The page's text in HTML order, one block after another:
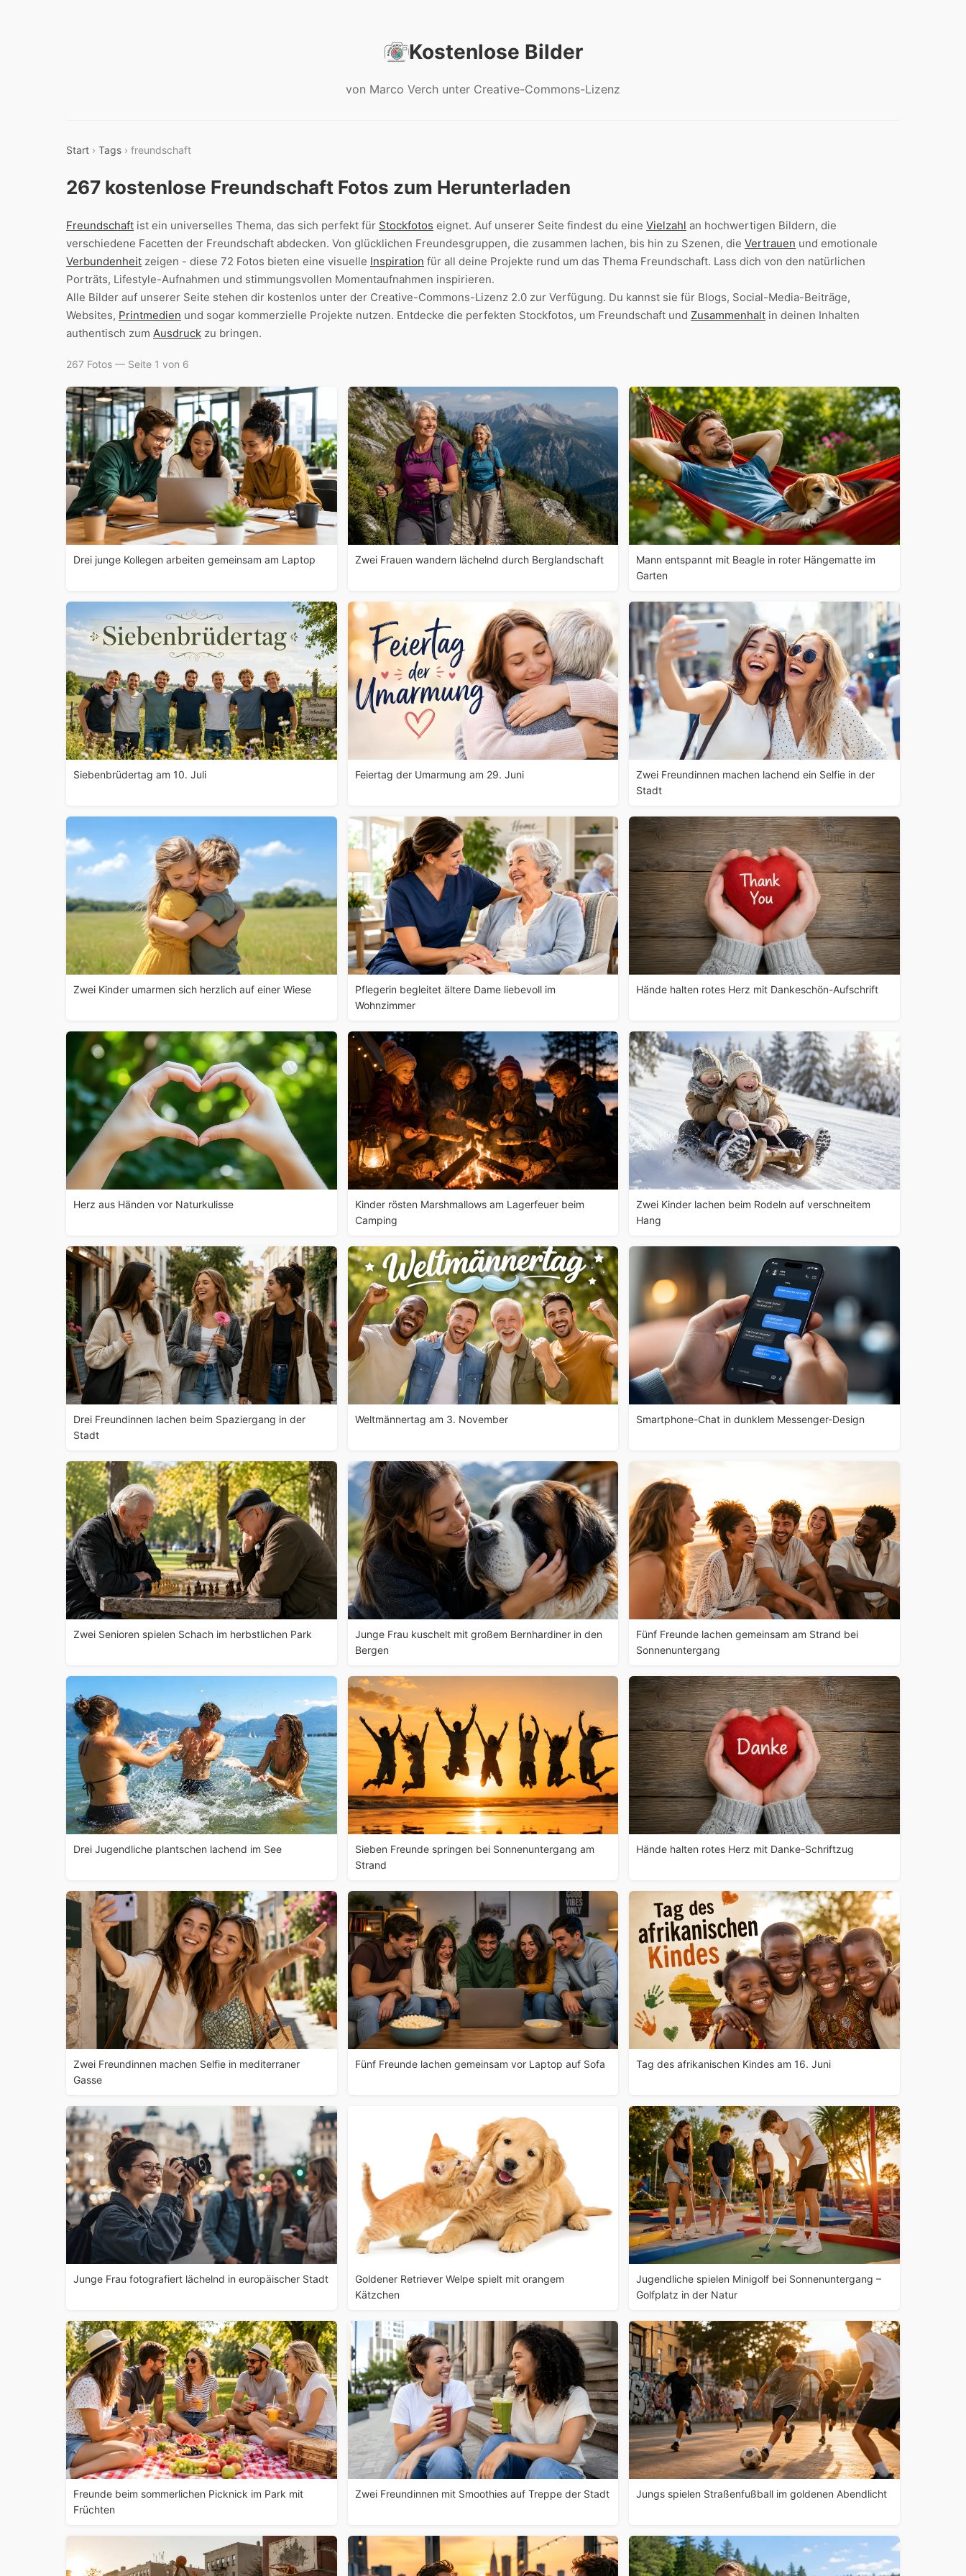
Kostenlose Bilder
von Marco Verch unter Creative-Commons-Lizenz
Start › Tags › freundschaft
267 kostenlose Freundschaft Fotos zum Herunterladen
Freundschaft ist ein universelles Thema, das sich perfekt für Stockfotos eignet. Auf unserer Seite findest du eine Vielzahl an hochwertigen Bildern, die
verschiedene Facetten der Freundschaft abdecken. Von glücklichen Freundesgruppen, die zusammen lachen, bis hin zu Szenen, die Vertrauen und emotionale
Verbundenheit zeigen - diese 72 Fotos bieten eine visuelle Inspiration für all deine Projekte rund um das Thema Freundschaft. Lass dich von den natürlichen
Porträts, Lifestyle-Aufnahmen und stimmungsvollen Momentaufnahmen inspirieren.
Alle Bilder auf unserer Seite stehen dir kostenlos unter der Creative-Commons-Lizenz 2.0 zur Verfügung. Du kannst sie für Blogs, Social-Media-Beiträge,
Websites, Printmedien und sogar kommerzielle Projekte nutzen. Entdecke die perfekten Stockfotos, um Freundschaft und Zusammenhalt in deinen Inhalten
authentisch zum Ausdruck zu bringen.
267 Fotos — Seite 1 von 6
Drei junge Kollegen arbeiten gemeinsam am Laptop Zwei Frauen wandern lächelnd durch Berglandschaft
Mann entspannt mit Beagle in roter Hängematte im
Garten
Siebenbrüdertag am 10. Juli Feiertag der Umarmung am 29. Juni
Zwei Freundinnen machen lachend ein Selfie in der
Stadt
Zwei Kinder umarmen sich herzlich auf einer Wiese
Pflegerin begleitet ältere Dame liebevoll im
Wohnzimmer
Hände halten rotes Herz mit Dankeschön-Aufschrift
Herz aus Händen vor Naturkulisse
Kinder rösten Marshmallows am Lagerfeuer beim
Camping
Zwei Kinder lachen beim Rodeln auf verschneitem
Hang
Drei Freundinnen lachen beim Spaziergang in der
Stadt
Weltmännertag am 3. November Smartphone-Chat in dunklem Messenger-Design
Zwei Senioren spielen Schach im herbstlichen Park
Junge Frau kuschelt mit großem Bernhardiner in den
Bergen
Fünf Freunde lachen gemeinsam am Strand bei
Sonnenuntergang
Drei Jugendliche plantschen lachend im See
Sieben Freunde springen bei Sonnenuntergang am
Strand
Hände halten rotes Herz mit Danke-Schriftzug
Zwei Freundinnen machen Selfie in mediterraner
Gasse
Fünf Freunde lachen gemeinsam vor Laptop auf Sofa Tag des afrikanischen Kindes am 16. Juni
Junge Frau fotografiert lächelnd in europäischer Stadt
Goldener Retriever Welpe spielt mit orangem
Kätzchen
Jugendliche spielen Minigolf bei Sonnenuntergang –
Golfplatz in der Natur
Freunde beim sommerlichen Picknick im Park mit
Früchten
Zwei Freundinnen mit Smoothies auf Treppe der Stadt Jungs spielen Straßenfußball im goldenen Abendlicht